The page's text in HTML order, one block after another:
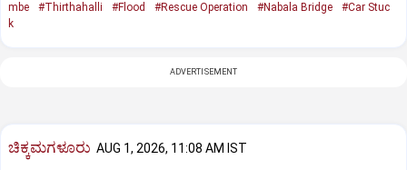
mbe
#Thirthahalli #Flood #Rescue Operation #Nabala Bridge
#Car Stuc
k
ADVERTISEMENT
ಚಿಕ್ಕಮಗಳೂರು AUG 1, 2026, 11:08 AM IST